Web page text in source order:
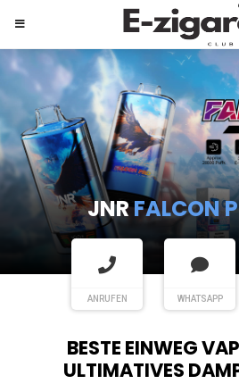
JNRSHISHA
ANRUFEN WHATSAPP
BESTE EINWEG
ULTIMATIVES